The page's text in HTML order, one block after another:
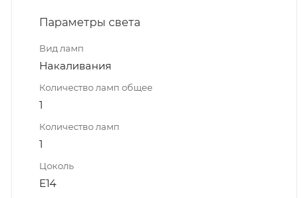
Параметры света
Вид ламп
Накаливания
Количество ламп общее
1
Количество ламп
1
Цоколь
E14